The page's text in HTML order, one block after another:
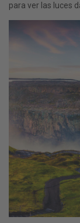
para ver las luces